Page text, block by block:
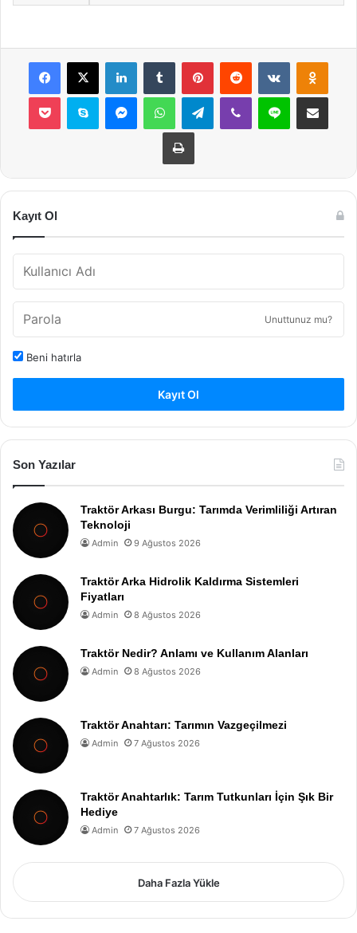
Facebook
X LinkedInTumblr PinterestReddit VKontakte
Pocket Skype MessengerWhatsAppTelegramViber Line E-Posta ile
Yazdır
Kayıt Ol
Unuttunuz mu?
Beni hatırla
Kayıt Ol
Son Yazılar
Traktör Arkası Burgu: Tarımda Verimliliği Artıran
Teknoloji
Admin 9 Ağustos 2026
Traktör Arka Hidrolik Kaldırma Sistemleri
Fiyatları
Admin 8 Ağustos 2026
Traktör Nedir? Anlamı ve Kullanım Alanları
Admin 8 Ağustos 2026
Traktör Anahtarı: Tarımın Vazgeçilmezi
Admin 7 Ağustos 2026
Traktör Anahtarlık: Tarım Tutkunları İçin Şık Bir
Hediye
Admin 7 Ağustos 2026
Daha Fazla Yükle